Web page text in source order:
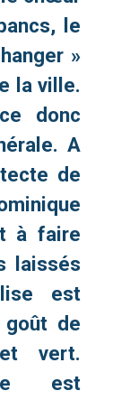
le
»
la ville.
donc
A
de
à faire
laissés
est
de
vert.
est